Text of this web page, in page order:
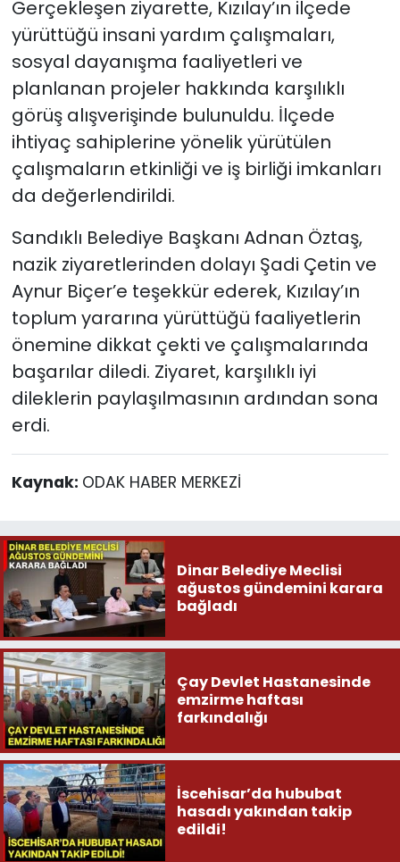
Gerçekleşen ziyarette, Kızılay’ın ilçede
yürüttüğü insani yardım çalışmaları,
sosyal dayanışma faaliyetleri ve
planlanan projeler hakkında karşılıklı
görüş alışverişinde bulunuldu. İlçede
ihtiyaç sahiplerine yönelik yürütülen
çalışmaların etkinliği ve iş birliği imkanları
da değerlendirildi.
Sandıklı Belediye Başkanı Adnan Öztaş,
nazik ziyaretlerinden dolayı Şadi Çetin ve
Aynur Biçer’e teşekkür ederek, Kızılay’ın
toplum yararına yürüttüğü faaliyetlerin
önemine dikkat çekti ve çalışmalarında
başarılar diledi. Ziyaret, karşılıklı iyi
dileklerin paylaşılmasının ardından sona
erdi.
Kaynak: ODAK HABER MERKEZİ
Dinar Belediye Meclisi
ağustos gündemini karara
bağladı
Çay Devlet Hastanesinde
emzirme haftası
farkındalığı
İscehisar’da hububat
hasadı yakından takip
edildi!